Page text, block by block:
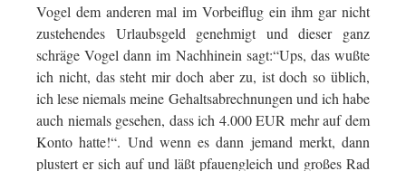
Vogel dem anderen mal im Vorbeiflug ein ihm gar nicht
zustehendes Urlaubsgeld genehmigt und dieser ganz
schräge Vogel dann im Nachhinein sagt:“Ups, das wußte
ich nicht, das steht mir doch aber zu, ist doch so üblich,
ich lese niemals meine Gehaltsabrechnungen und ich habe
auch niemals gesehen, dass ich 4.000 EUR mehr auf dem
Konto hatte!“. Und wenn es dann jemand merkt, dann
plustert er sich auf und läßt pfauengleich und großes Rad